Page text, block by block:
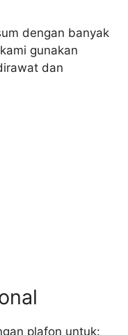
dengan banyak
gunakan
dan
plafon untuk: